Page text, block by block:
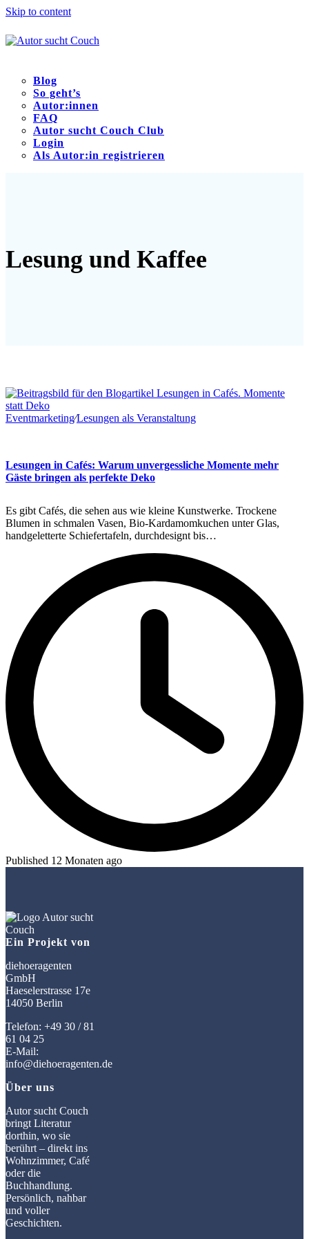
Skip to content
Blog
So geht’s
Autor:innen
FAQ
Autor sucht Couch Club
Login
Als Autor:in registrieren
Lesung und Kaffee
Eventmarketing∕Lesungen als Veranstaltung
Lesungen in Cafés: Warum unvergessliche Momente mehr
Gäste bringen als perfekte Deko
Es gibt Cafés, die sehen aus wie kleine Kunstwerke. Trockene
Blumen in schmalen Vasen, Bio-Kardamomkuchen unter Glas,
handgeletterte Schiefertafeln, durchdesignt bis…
Published 12 Monaten ago
Ein Projekt von
diehoeragenten
GmbH
Haeselerstrasse 17e
14050 Berlin
Telefon: +49 30 / 81
61 04 25
E-Mail:
info@diehoeragenten.de
Über uns
Autor sucht Couch
bringt Literatur
dorthin, wo sie
berührt – direkt ins
Wohnzimmer, Café
oder die
Buchhandlung.
Persönlich, nahbar
und voller
Geschichten.